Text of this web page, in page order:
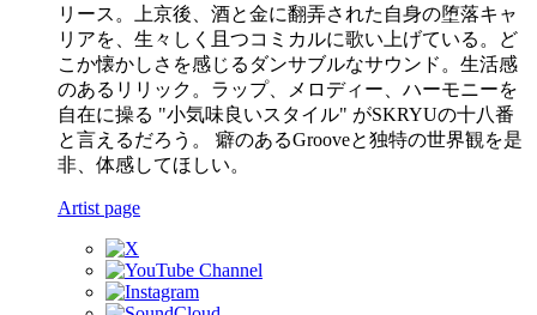
リース。上京後、酒と金に翻弄された自身の堕落キャ
リアを、生々しく且つコミカルに歌い上げている。ど
こか懐かしさを感じるダンサブルなサウンド。生活感
のあるリリック。ラップ、メロディー、ハーモニーを
自在に操る "小気味良いスタイル" がSKRYUの十八番
と言えるだろう。 癖のあるGrooveと独特の世界観を是
非、体感してほしい。
Artist page